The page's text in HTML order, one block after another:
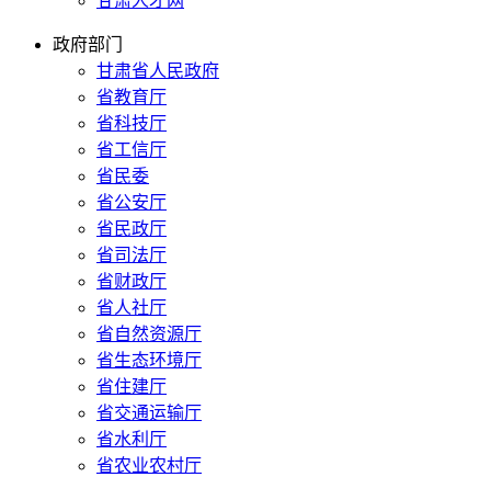
政府部门
甘肃省人民政府
省教育厅
省科技厅
省工信厅
省民委
省公安厅
省民政厅
省司法厅
省财政厅
省人社厅
省自然资源厅
省生态环境厅
省住建厅
省交通运输厅
省水利厅
省农业农村厅